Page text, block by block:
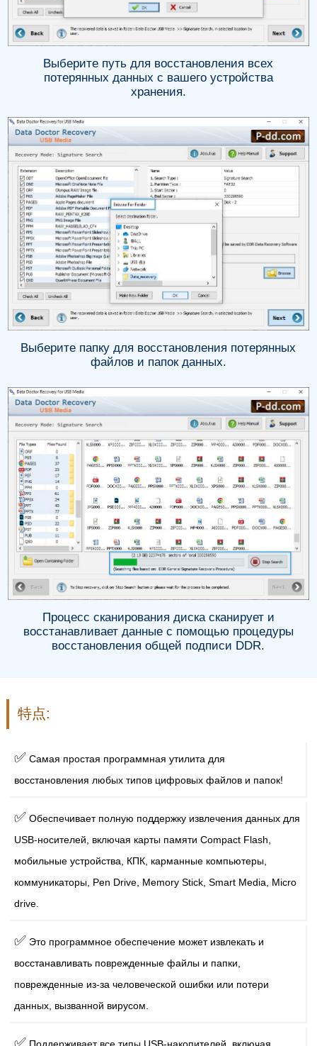
Выберите путь для восстановления всех
потерянных данных с вашего устройства
хранения.
Выберите папку для восстановления потерянных
файлов и папок данных.
Процесс сканирования диска сканирует и
восстанавливает данные с помощью процедуры
восстановления общей подписи DDR.
特点:
✅ Самая простая программная утилита для
восстановления любых типов цифровых файлов и папок!
✅ Обеспечивает полную поддержку извлечения данных для
USB-носителей, включая карты памяти Compact Flash,
мобильные устройства, КПК, карманные компьютеры,
коммуникаторы, Pen Drive, Memory Stick, Smart Media, Micro
drive.
✅ Это программное обеспечение может извлекать и
восстанавливать поврежденные файлы и папки,
поврежденные из-за человеческой ошибки или потери
данных, вызванной вирусом.
✅